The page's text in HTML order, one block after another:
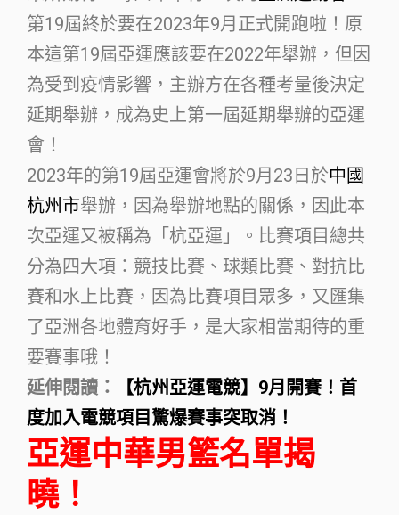
第19屆終於要在2023年9月正式開跑啦！原
本這第19屆亞運應該要在2022年舉辦，但因
為受到疫情影響，主辦方在各種考量後決定
延期舉辦，成為史上第一屆延期舉辦的亞運
會！
2023年的第19屆亞運會將於9月23日於中國
杭州市舉辦，因為舉辦地點的關係，因此本
次亞運又被稱為「杭亞運」。比賽項目總共
分為四大項：競技比賽、球類比賽、對抗比
賽和水上比賽，因為比賽項目眾多，又匯集
了亞洲各地體育好手，是大家相當期待的重
要賽事哦！
延伸閱讀：
【杭州亞運電競】9月開賽！首
度加入電競項目驚爆賽事突取消！
亞運中華男籃名單揭
曉！